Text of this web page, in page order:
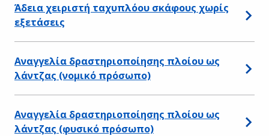
Άδεια χειριστή ταχυπλόου σκάφους χωρίς
εξετάσεις
Αναγγελία δραστηριοποίησης πλοίου ως
λάντζας (νομικό πρόσωπο)
Αναγγελία δραστηριοποίησης πλοίου ως
λάντζας (φυσικό πρόσωπο)